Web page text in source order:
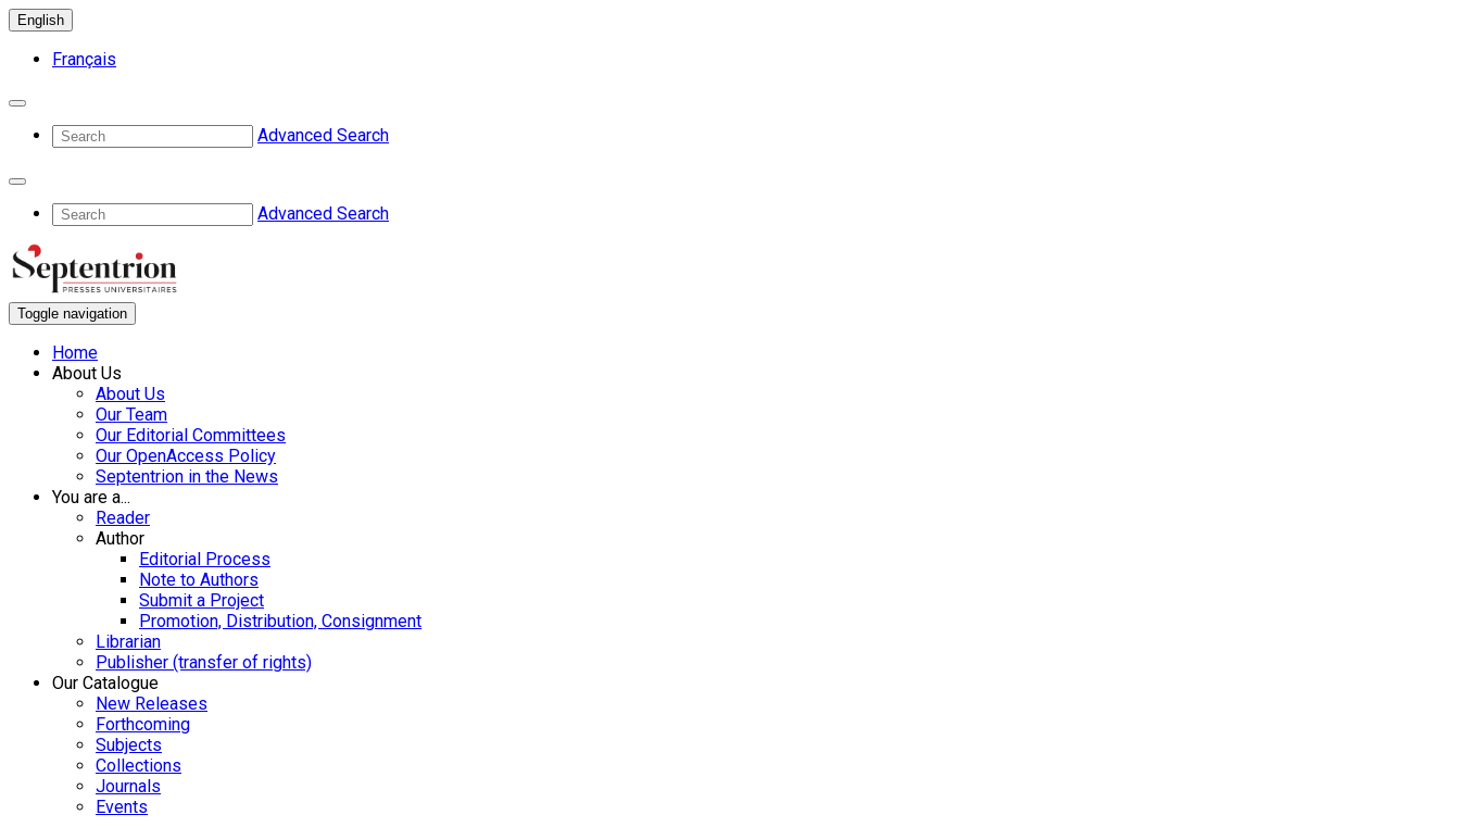
English
Français
Advanced Search
Advanced Search
Toggle navigation
Home
About Us
About Us
Our Team
Our Editorial Committees
Our OpenAccess Policy
Septentrion in the News
You are a...
Reader
Author
Editorial Process
Note to Authors
Submit a Project
Promotion, Distribution, Consignment
Librarian
Publisher (transfer of rights)
Our Catalogue
New Releases
Forthcoming
Subjects
Collections
Journals
Events